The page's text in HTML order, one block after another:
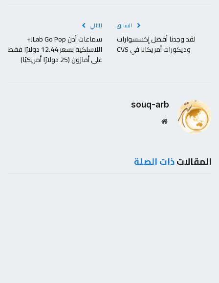
السابق
لقد وجدنا أفضل إكسسوارات
وديكورات أمريكانا في CVS
التالي
سماعات أذن JLab Go Pop+
اللاسلكية بسعر 12.44 دولارًا فقط
على أمازون (25 دولارًا أمريكيًا)
souq-arb
موقع
المقالاتذات الصلة